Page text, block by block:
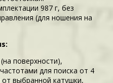
987 г, без
(для ношения на
поверхности),
для поиска от 4
выбранной катушки,